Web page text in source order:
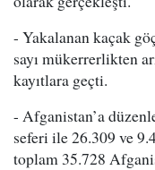
- Yakalanan kaçak
sayı mükerrerlikten
kayıtlara geçti.
- Afganistan’a
seferi ile 26.309 ve
toplam 35.728